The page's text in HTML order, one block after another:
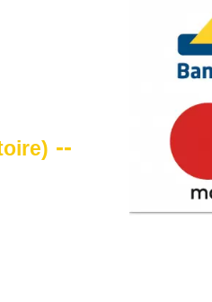
) --